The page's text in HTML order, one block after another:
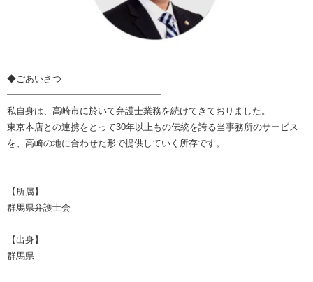
◆ごあいさつ
━━━━━━━━━━━━━━━━━
私自身は、高崎市に於いて弁護士業務を続けてきておりました。
東京本店との連携をとって30年以上もの伝統を誇る当事務所のサービス
を、高崎の地に合わせた形で提供していく所存です。
【所属】
群馬県弁護士会
【出身】
群馬県